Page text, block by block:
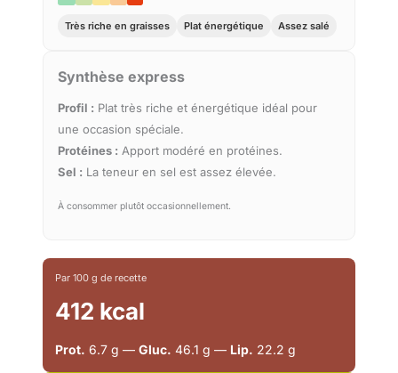
Très riche en graisses Plat énergétique Assez salé
Synthèse express
Profil : Plat très riche et énergétique idéal pour
une occasion spéciale.
Protéines : Apport modéré en protéines.
Sel : La teneur en sel est assez élevée.
À consommer plutôt occasionnellement.
Par 100 g de recette
412 kcal
Prot. 6.7 g — Gluc. 46.1 g — Lip. 22.2 g